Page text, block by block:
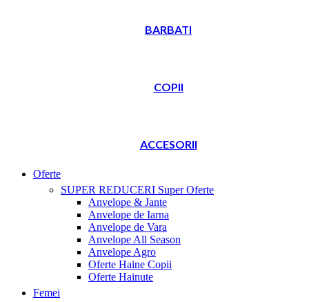
BARBATI
COPII
ACCESORII
Oferte
SUPER REDUCERI Super Oferte
Anvelope & Jante
Anvelope de Iarna
Anvelope de Vara
Anvelope All Season
Anvelope Agro
Oferte Haine Copii
Oferte Hainute
Femei